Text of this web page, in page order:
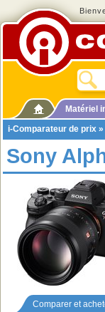
Matériel
i-Comparateur de prix »
Sony
Comparer et